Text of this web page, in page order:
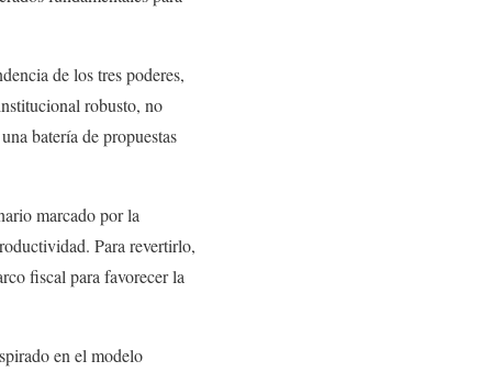
de los tres poderes,
robusto, no
batería de propuestas
marcado por la
Para revertirlo,
fiscal para favorecer la
en el modelo